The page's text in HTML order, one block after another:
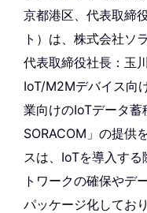
京都港区、代表取締
ト）は、株式会社ソ
代表取締役社長：玉
IoT/M2Mデバイス向
業向けのIoTデータ
SORACOM」の提供
スは、IoTを導入す
トワークの確保やデ
パッケージ化してお